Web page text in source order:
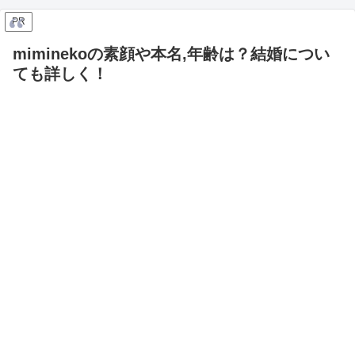
PR
miminekoの素顔や本名,年齢は？結婚につい
ても詳しく！